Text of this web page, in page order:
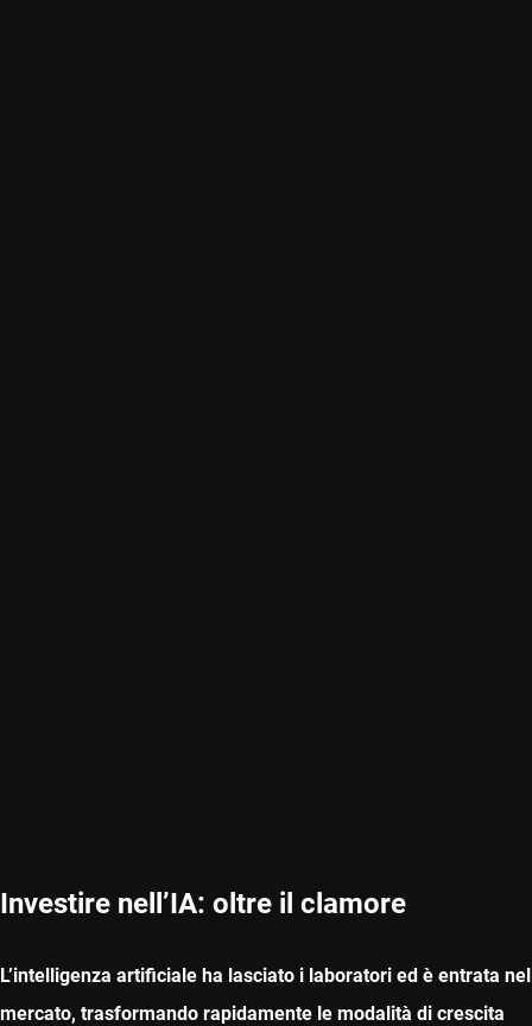
Investire nell’IA: oltre il clamore
L’intelligenza artificiale ha lasciato i laboratori ed è entrata nel
mercato, trasformando rapidamente le modalità di crescita